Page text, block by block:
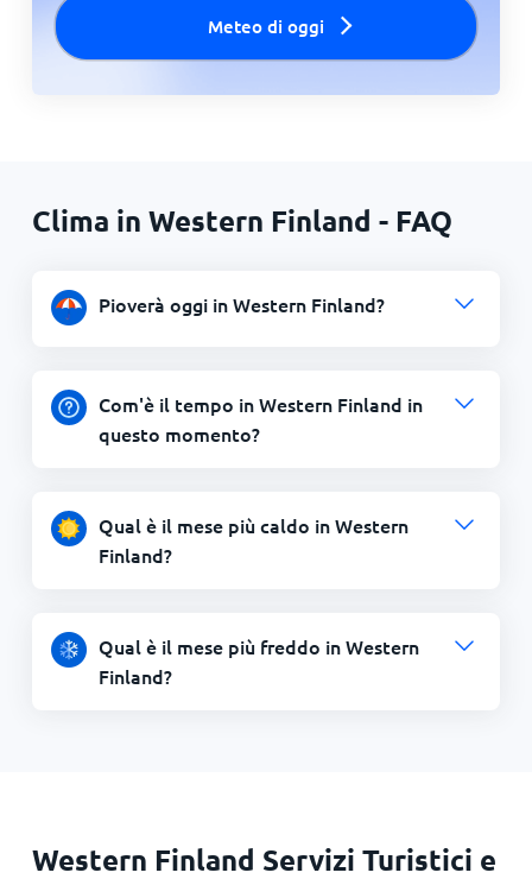
Meteo di oggi
Clima in Western Finland - FAQ
Pioverà oggi in Western Finland?
Com'è il tempo in Western Finland in
questo momento?
Qual è il mese più caldo in Western
Finland?
Qual è il mese più freddo in Western
Finland?
Western Finland Servizi Turistici e